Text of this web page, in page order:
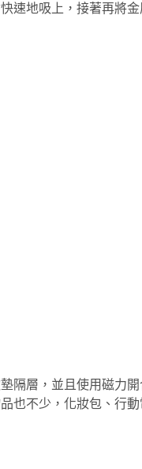
速地吸上，接著再將
隔層，並且使用磁力
也不少，化妝包、行